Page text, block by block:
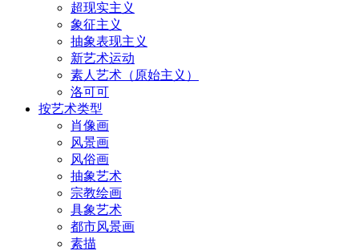
超现实主义
象征主义
抽象表现主义
新艺术运动
素人艺术（原始主义）
洛可可
按艺术类型
肖像画
风景画
风俗画
抽象艺术
宗教绘画
具象艺术
都市风景画
素描